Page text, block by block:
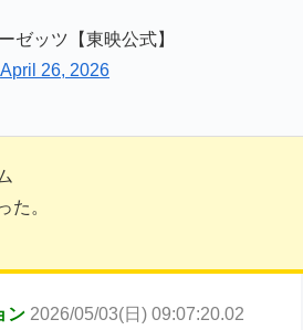
ゼッツ【東映公式】
April 26, 2026
た。
ン 2026/05/03(日) 09:07:20.02